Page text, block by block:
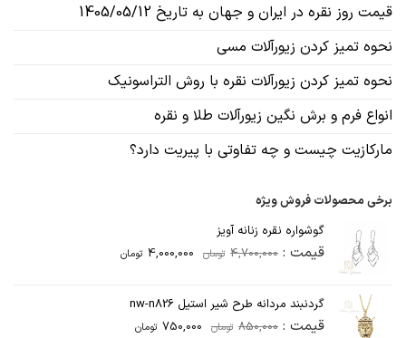
قیمت روز نقره در ایران و جهان به تاریخ 1405/05/12
نحوه تمیز کردن زیورآلات مسی
نحوه تمیز کردن زیورآلات نقره با روش التراسونیک
انواع فرم و برش نگین زیورآلات طلا و نقره
مارکازیت چیست و چه تفاوتی با پیریت دارد؟
برخی محصولات فروش ویژه
گوشواره نقره زنانه آویز
قیمت : 4,700,000 تومان
قیمت
بود.
4,000,000 تومانقیمت
گردنبند مردانه طرح شیر استیل nw-n826
قیمت : 850,000 تومان
قیمت
750,000 تومانقیمت